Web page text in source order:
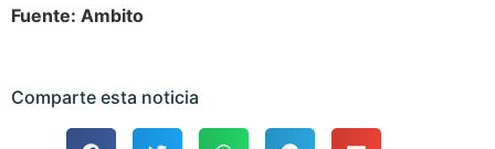
Fuente: Ambito
Comparte esta noticia